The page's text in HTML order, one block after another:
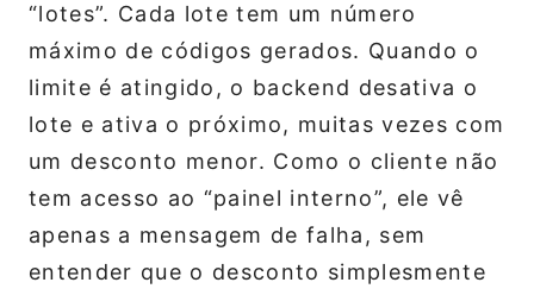
“lotes”. Cada lote tem um número
máximo de códigos gerados. Quando o
limite é atingido, o backend desativa o
lote e ativa o próximo, muitas vezes com
um desconto menor. Como o cliente não
tem acesso ao “painel interno”, ele vê
apenas a mensagem de falha, sem
entender que o desconto simplesmente